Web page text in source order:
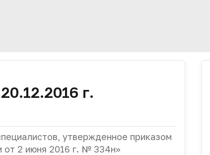
г.
утвержденное приказом
от 2 июня 2016 г. № 334н»